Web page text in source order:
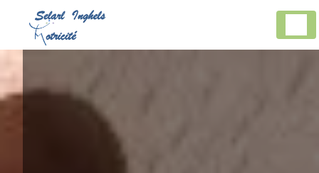
Panneau de gestion des cookies